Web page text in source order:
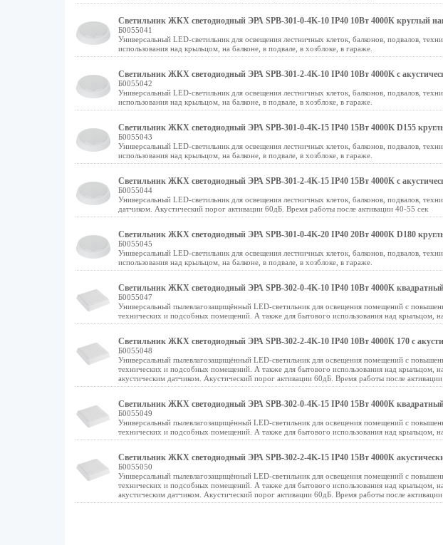
Светильник ЖКХ светодиодный ЭРА SPB-301-0-4K-10 IP40 10Вт 4000К круглый
Б0055041
Универсальный LED-светильник для освещения лестничных клеток, балконов, подвалов,
использования над крыльцом, на балконе, в подвале, в хозблоке, в гараже.
Светильник ЖКХ светодиодный ЭРА SPB-301-2-4K-10 IP40 10Вт 4000K с
Б0055042
Универсальный LED-светильник для освещения лестничных клеток, балконов, подвалов,
использования над крыльцом, на балконе, в подвале, в хозблоке, в гараже.
Светильник ЖКХ светодиодный ЭРА SPB-301-0-4K-15 IP40 15Вт 4000K D155
Б0055043
Универсальный LED-светильник для освещения лестничных клеток, балконов, подвалов,
использования над крыльцом, на балконе, в подвале, в хозблоке, в гараже.
Светильник ЖКХ светодиодный ЭРА SPB-301-2-4K-15 IP40 15Вт 4000К с
Б0055044
Универсальный LED-светильник для освещения лестничных клеток, балконов, подвалов,
датчиком. Акустический порог активации 60дБ. Время работы после активации 40-55 сек
Светильник ЖКХ светодиодный ЭРА SPB-301-0-4K-20 IP40 20Вт 4000К D180
Б0055045
Универсальный LED-светильник для освещения лестничных клеток, балконов, подвалов,
использования над крыльцом, на балконе, в подвале, в хозблоке, в гараже.
Светильник ЖКХ светодиодный ЭРА SPB-302-0-4K-10 IP40 10Вт 4000К
Б0055047
Универсальный пылевлагозащищённый LED-светильник для освещения помещений с
технических и подсобных помещений. А также для бытового использования над крыльцом, на
Светильник ЖКХ светодиодный ЭРА SPB-302-2-4K-10 IP40 10Вт 4000К 170 с
Б0055048
Универсальный пылевлагозащищённый LED-светильник для освещения помещений с
технических и подсобных помещений. А также для бытового использования над крыльцом,
акустическим датчиком. Акустический порог активации 60дБ. Время работы после
Светильник ЖКХ светодиодный ЭРА SPB-302-0-4K-15 IP40 15Вт 4000К
Б0055049
Универсальный пылевлагозащищённый LED-светильник для освещения помещений с
технических и подсобных помещений. А также для бытового использования над крыльцом, на
Светильник ЖКХ светодиодный ЭРА SPB-302-2-4K-15 IP40 15Вт 4000К
Б0055050
Универсальный пылевлагозащищённый LED-светильник для освещения помещений с
технических и подсобных помещений. А также для бытового использования над крыльцом,
акустическим датчиком. Акустический порог активации 60дБ. Время работы после